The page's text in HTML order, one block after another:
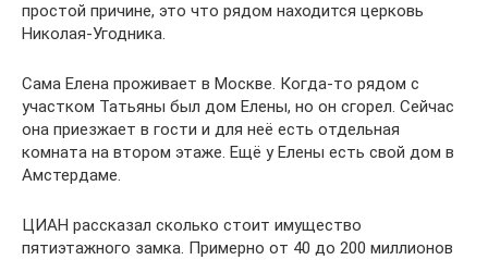
простой причине, это что рядом находится церковь
Николая-Угодника.
Сама Елена проживает в Москве. Когда-то рядом с
участком Татьяны был дом Елены, но он сгорел. Сейчас
она приезжает в гости и для неё есть отдельная
комната на втором этаже. Ещё у Елены есть свой дом в
Амстердаме.
ЦИАН рассказал сколько стоит имущество
пятиэтажного замка. Примерно от 40 до 200 миллионов